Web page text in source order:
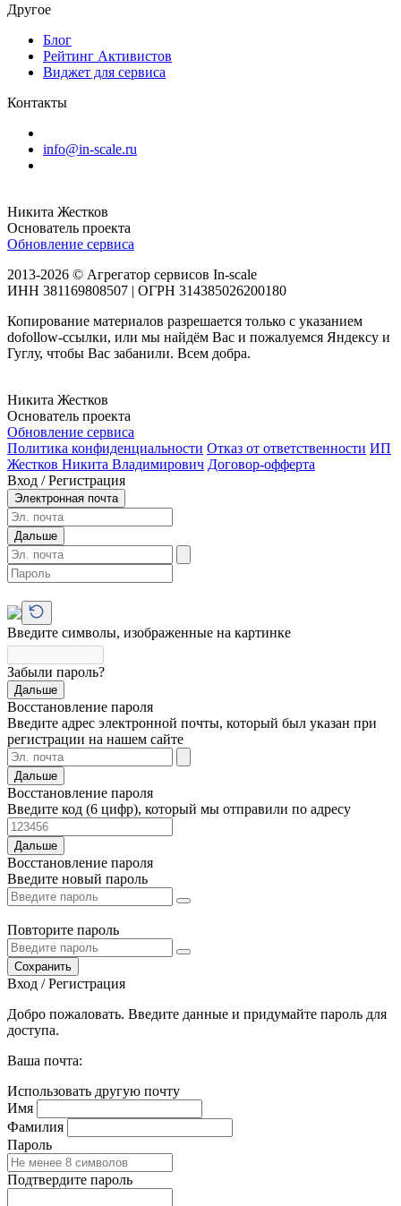
Другое
Блог
Рейтинг Активистов
Виджет для сервиса
Контакты
info@in-scale.ru
Никита Жестков
Основатель проекта
Обновление сервиса
2013-2026 © Агрегатор сервисов In-scale
ИНН 381169808507 | ОГРН 314385026200180
Копирование материалов разрешается только с указанием
dofollow-ссылки, или мы найдём Вас и пожалуемся Яндексу и
Гуглу, чтобы Вас забанили. Всем добра.
Никита Жестков
Основатель проекта
Обновление сервиса
Политика конфиденциальности Отказ от ответственности ИП
Жестков Никита Владимирович Договор-офферта
Вход / Регистрация
Электронная почта
Дальше
Введите символы, изображенные на картинке
Забыли пароль?
Дальше
Восстановление пароля
Введите адрес электронной почты, который был указан при
регистрации на нашем сайте
Дальше
Восстановление пароля
Введите код (6 цифр), который мы отправили по адресу
Дальше
Восстановление пароля
Введите новый пароль
Повторите пароль
Сохранить
Вход / Регистрация
Добро пожаловать. Введите данные и придумайте пароль для
доступа.
Ваша почта:
Использовать другую почту
Имя
Фамилия
Пароль
Подтвердите пароль